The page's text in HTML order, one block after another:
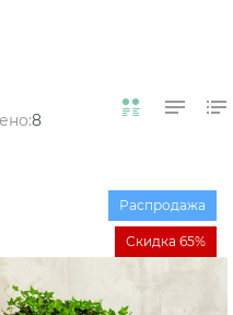
8
Распродажа
Скидка 65%